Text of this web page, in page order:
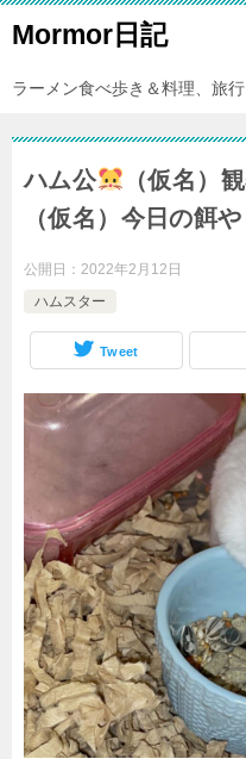
Mormor日記
ラーメン食べ歩き＆料理、旅
ハム公
（仮名）
（仮名）今日の餌や
公開日： 2022年2月12日
ハムスター
Tweet